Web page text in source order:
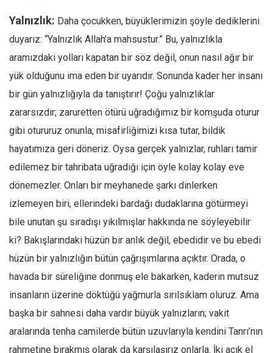
Asya
Afrika
İslam Dünyası
Düşünce
Dosyalar
Yalnızlık: Daha çocukken, büyüklerimizin şöyle dediklerini
duyarız: “Yalnızlık Allah’a mahsustur.” Bu, yalnızlıkla
aramızdaki yolları kapatan bir söz değil, onun nasıl ağır bir
yük olduğunu ima eden bir uyarıdır. Sonunda kader her insanı
bir gün yalnızlığıyla da tanıştırır! Çoğu yalnızlıklar
zararsızdır; zaruretten ötürü uğradığımız bir komşuda oturur
gibi otururuz onunla; misafirliğimizi kısa tutar, bildik
hayatımıza geri döneriz. Oysa gerçek yalnızlar, ruhları tamir
edilemez bir tahribata uğradığı için öyle kolay kolay eve
dönemezler. Onları bir meyhanede şarkı dinlerken
izlemeyen biri, ellerindeki bardağı dudaklarına götürmeyi
bile unutan şu sıradışı yıkılmışlar hakkında ne söyleyebilir
ki? Bakışlarındaki hüzün bir anlık değil, ebedidir ve bu ebedi
hüzün bir yalnızlığın bütün çağrışımlarına açıktır. Orada, o
havada bir süreliğine donmuş ele bakarken, kaderin mutsuz
insanların üzerine döktüğü yağmurla sırılsıklam oluruz. Ama
başka bir sahnesi daha vardır büyük yalnızların; vakit
aralarında tenha camilerde bütün uzuvlarıyla kendini Tanrı’nın
rahmetine bırakmış olarak da karşılaşırız onlarla. İki açık el